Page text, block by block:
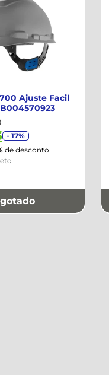
Ajuste Facil
- 17%
de desconto